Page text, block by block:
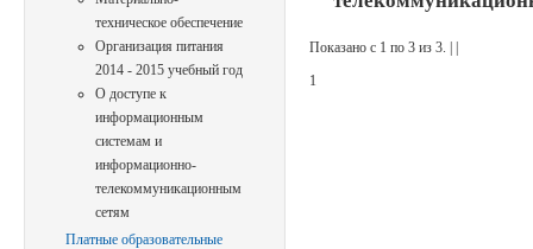
техническое обеспечение
Организация питания
2014 - 2015 учебный год
О доступе к
информационным
системам и
информационно-
телекоммуникационным
сетям
Платные образовательные
Показано с 1 по 3 из 3. | |
1